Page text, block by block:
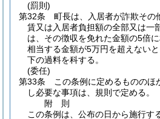
(罰則)
第32条
町長は、入居者が詐欺その
賃又は入居者負担額の全部又は一
は、その徴収を免れた金額の5倍
相当する金額が5万円を超えない
下の過料を科する。
(委任)
第33条
この条例に定めるもののほ
し必要な事項は、規則で定める。
附 則
この条例は、公布の日から施行す